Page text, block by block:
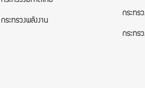
กระทรวงพลังงาน
กระทร
กระทร